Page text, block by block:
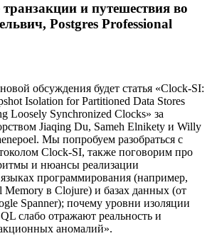
и путешествия во
Postgres Professional
обсуждения будет статья «Clock-SI:
Isolation for Partitioned Data Stores
Loosely Synchronized Clocks» за
Jiaqing Du, Sameh Elnikety и Willy
Мы попробуем разобраться с
Clock-SI, также поговорим про
и нюансы реализации
программирования (например,
Memory в Clojure) и базах данных (от
Spanner); почему уровни изоляции
слабо отражают реальность и
аномалий».